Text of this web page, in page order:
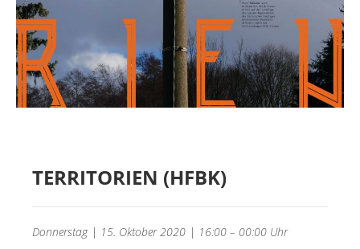
VERMIETUNG
UNTERSTÜTZEN
TERRITORIEN (HFBK)
Donnerstag | 15. Oktober 2020 | 16:00 – 00:00 Uhr